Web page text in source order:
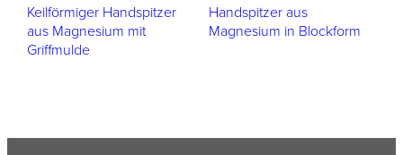
Keilförmiger Handspitzer
aus Magnesium mit
Griffmulde
Handspitzer aus
Magnesium in Blockform